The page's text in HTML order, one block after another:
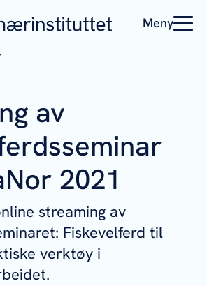
Meny
av
2021
streaming av
Fiskevelferd til
verktøy i
.